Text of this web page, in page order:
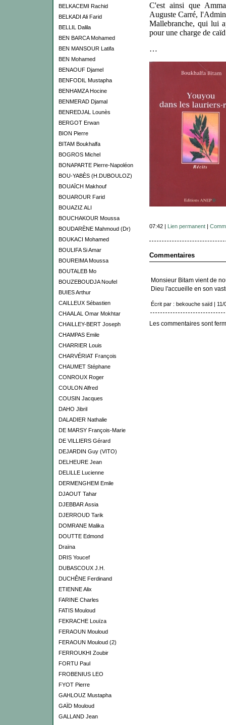
BELKACEMI Rachid
BELKADI Ali Farid
BELLIL Dalila
BEN BARCA Mohamed
BEN MANSOUR Latifa
BEN Mohamed
BENAOUF Djamel
BENFODIL Mustapha
BENHAMZA Hocine
BENMERAD Djamal
BENREDJAL Lounès
BERGOT Erwan
BION Pierre
BITAM Boukhalfa
BOGROS Michel
BONAPARTE Pierre-Napoléon
BOU-YABÈS (H.DUBOULOZ)
BOUAÏCH Makhouf
BOUAROUR Farid
BOUAZIZ ALI
BOUCHAKOUR Moussa
BOUDARÈNE Mahmoud (Dr)
BOUKACI Mohamed
BOULIFA Si Amar
BOUREIMA Moussa
BOUTALEB Mo
BOUZEBOUDJA Noufel
BUIES Arthur
CAILLEUX Sébastien
CHAALAL Omar Mokhtar
CHAILLEY-BERT Joseph
CHAMPAS Emile
CHARRIER Louis
CHARVÉRIAT François
CHAUMET Stéphane
CONROUX Roger
COULON Alfred
COUSIN Jacques
DAHO Jibril
DALADIER Nathalie
DE MARSY François-Marie
DE VILLIERS Gérard
DEJARDIN Guy (VITO)
DELHEURE Jean
DELILLE Lucienne
DERMENGHEM Emile
DJAOUT Tahar
DJEBBAR Assia
DJERROUD Tarik
DOMRANE Malika
DOUTTE Edmond
Draïna
DRIS Youcef
DUBASCOUX J.H.
DUCHÊNE Ferdinand
ETIENNE Alix
FARINE Charles
FATIS Mouloud
FEKRACHE Louïza
FERAOUN Mouloud
FERAOUN Mouloud (2)
FERROUKHI Zoubir
FORTU Paul
FROBENIUS LEO
FYOT Pierre
GAHLOUZ Mustapha
GAÏD Mouloud
GALLAND Jean
C'est ainsi que
Auguste Carré,
Mallebranche, qui lui
pour une charge de
…
07:42 | Lien permanent|
Commentaires
Monsieur Bitam vient de
Dieu l'accueille en son
Écrit par : bekouche saïd | 11/
Les commentaires sont